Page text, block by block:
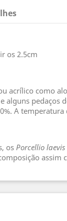
os 2.5cm
acrílico como
alguns pedaços
A
os Porcellio laevis
assim